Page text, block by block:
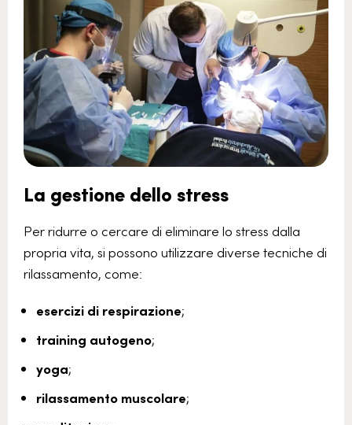
La gestione dello stress
Per ridurre o cercare di eliminare lo stress dalla
propria vita, si possono utilizzare diverse tecniche di
rilassamento, come:
esercizi di respirazione;
training autogeno;
yoga;
rilassamento muscolare;